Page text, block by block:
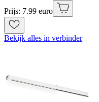
Prijs: 7.99 euro
Bekijk alles in verbinder